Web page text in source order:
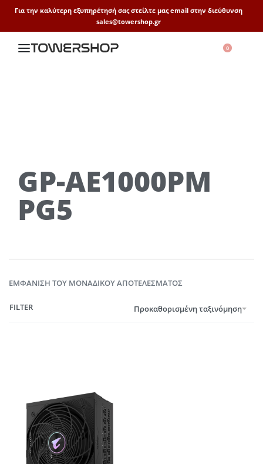
Για την καλύτερη εξυπηρέτησή σας στείλτε μας email στην διεύθυνση
sales@towershop.gr
0
GP-AE1000PM
PG5
ΕΜΦΆΝΙΣΗ ΤΟΥ ΜΟΝΑΔΙΚΟΎ ΑΠΟΤΕΛΈΣΜΑΤΟΣ
Προκαθορισμένη ταξινόμηση
FILTER